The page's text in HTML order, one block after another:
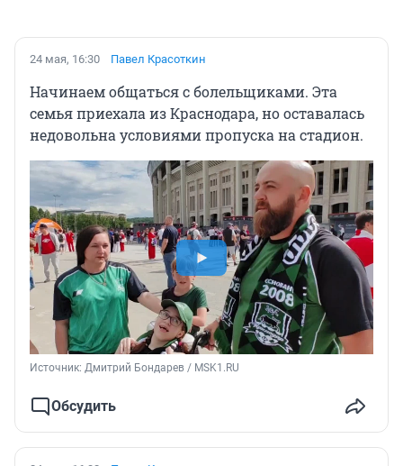
24 мая, 16:30 Павел Красоткин
Начинаем общаться с болельщиками. Эта
семья приехала из Краснодара, но оставалась
недовольна условиями пропуска на стадион.
Источник: Дмитрий Бондарев / MSK1.RU
Обсудить